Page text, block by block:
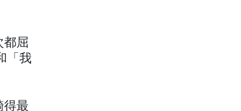
都屈
「我
得最